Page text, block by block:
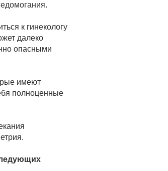
к гинекологу
далеко
опасными
имеют
полноценные